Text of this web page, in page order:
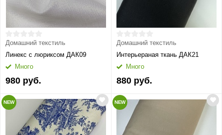
Домашний текстиль
Линекс с люриксом ДАК09
Много
980 руб.
Домашний текстиль
Интерьераная ткань ДАК21
Много
880 руб.
NEW NEW